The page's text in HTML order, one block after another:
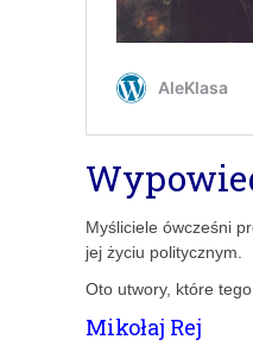
Myśliciele ówcześni
jej życiu politycznym.
Oto utwory, które
Mikołaj Rej